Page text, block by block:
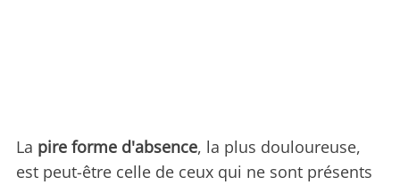
La pire forme d'absence, la plus douloureuse,
est peut-être celle de ceux qui ne sont présents